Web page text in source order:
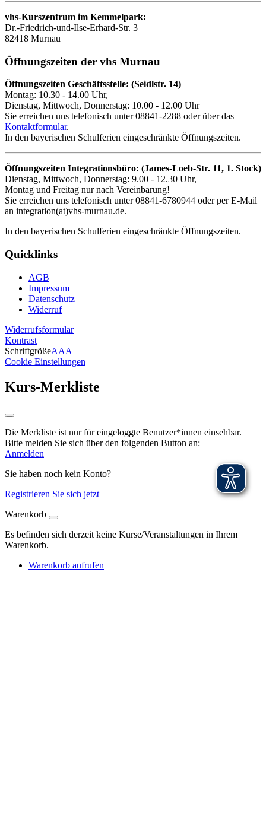
vhs-Kurszentrum im Kemmelpark:
Dr.-Friedrich-und-Ilse-Erhard-Str. 3
82418 Murnau
Öffnungszeiten der vhs Murnau
Öffnungszeiten Geschäftsstelle: (Seidlstr. 14)
Montag: 10.30 - 14.00 Uhr,
Dienstag, Mittwoch, Donnerstag: 10.00 - 12.00 Uhr
Sie erreichen uns telefonisch unter 08841-2288 oder über das
Kontaktformular.
In den bayerischen Schulferien eingeschränkte Öffnungszeiten.
Öffnungszeiten Integrationsbüro: (James-Loeb-Str. 11, 1. Stock)
Dienstag, Mittwoch, Donnerstag: 9.00 - 12.30 Uhr,
Montag und Freitag nur nach Vereinbarung!
Sie erreichen uns telefonisch unter 08841-6780944 oder per E-Mail
an integration(at)vhs-murnau.de.
In den bayerischen Schulferien eingeschränkte Öffnungszeiten.
Quicklinks
AGB
Impressum
Datenschutz
Widerruf
Widerrufsformular
Kontrast
SchriftgrößeAAA
Cookie Einstellungen
Kurs-Merkliste
Die Merkliste ist nur für eingeloggte Benutzer*innen einsehbar.
Bitte melden Sie sich über den folgenden Button an:
Anmelden
Sie haben noch kein Konto?
Registrieren Sie sich jetzt
Warenkorb
Es befinden sich derzeit keine Kurse/Veranstaltungen in Ihrem
Warenkorb.
Warenkorb aufrufen